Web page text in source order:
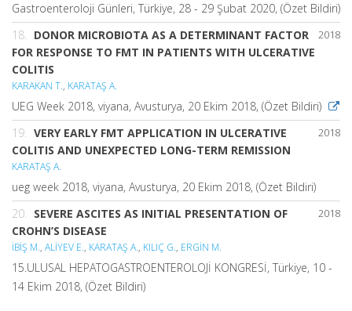
Gastroenteroloji Günleri, Türkiye, 28 - 29 Şubat 2020, (Özet Bildiri)
2018
18. DONOR MICROBIOTA AS A DETERMINANT FACTOR
FOR RESPONSE TO FMT IN PATIENTS WITH ULCERATIVE
COLITIS
KARAKAN T., KARATAŞ A.
UEG Week 2018, viyana, Avusturya, 20 Ekim 2018, (Özet Bildiri)
2018
19. VERY EARLY FMT APPLICATION IN ULCERATIVE
COLITIS AND UNEXPECTED LONG-TERM REMISSION
KARATAŞ A.
ueg week 2018, viyana, Avusturya, 20 Ekim 2018, (Özet Bildiri)
2018
20. SEVERE ASCITES AS INITIAL PRESENTATION OF
CROHN’S DISEASE
İBİŞ M., ALİYEV E., KARATAŞ A., KILIÇ G., ERGİN M.
15.ULUSAL HEPATOGASTROENTEROLOJİ KONGRESİ, Türkiye, 10 -
14 Ekim 2018, (Özet Bildiri)